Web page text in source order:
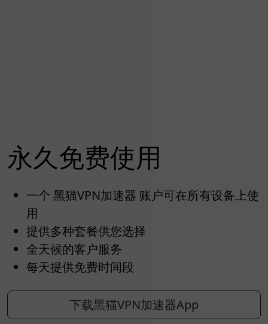
永久免费使用
一个 黑猫VPN加速器 账户可在所有设备上使
用
提供多种套餐供您选择
全天候的客户服务
每天提供免费时间段
下载黑猫VPN加速器App